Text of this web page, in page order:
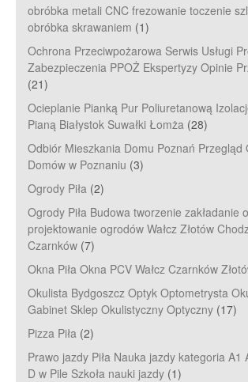
obróbka metali CNC frezowanie toczenie
obróbka skrawaniem (1)
Ochrona Przeciwpożarowa Serwis Usługi
Zabezpieczenia PPOŻ Ekspertyzy Opinie
(21)
Ocieplanie Pianką Pur Poliuretanową
Pianą Białystok Suwałki Łomża (28)
Odbiór Mieszkania Domu Poznań Przegląd
Domów w Poznaniu (3)
Ogrody Piła (2)
Ogrody Piła Budowa tworzenie zakładanie
projektowanie ogrodów Wałcz Złotów
Czarnków (7)
Okna Piła Okna PCV Wałcz Czarnków
Okulista Bydgoszcz Optyk Optometrysta
Gabinet Sklep Okulistyczny Optyczny (17)
Pizza Piła (2)
Prawo jazdy Piła Nauka jazdy kategoria A1
D‎ w Pile Szkoła nauki jazdy (1)